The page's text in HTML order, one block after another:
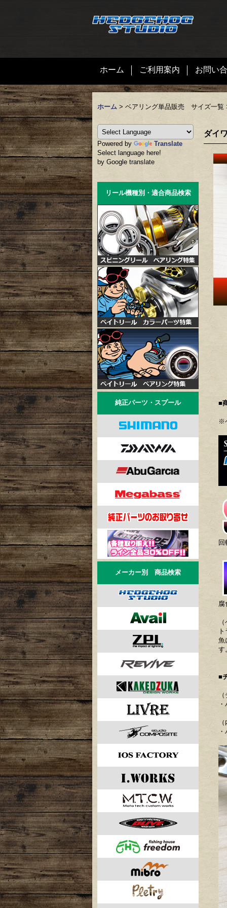
ホーム ご利用案内 お問い
ホーム > ベアリング単品販売 サイズ一覧
Powered by
Translate
Select language here!
by Google translate
リール機種別・適合商品検索
純正パーツ・スプール
メーカー別 商品検索
ダイ
■
※
腐
魚
す
■